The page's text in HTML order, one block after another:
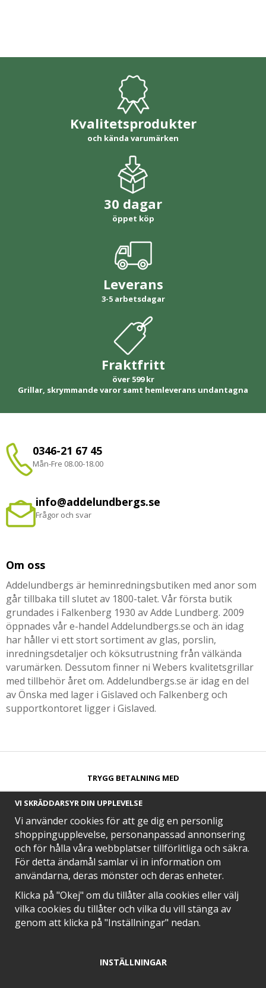
Kvalitetsprodukter
och kända varumärken
30 dagar
öppet köp
Leverans
3-5 arbetsdagar
Fraktfritt
över 599 kr
Grillar, skrymmande varor samt hemleverans undantagna
0346-21 67 45
Mån-Fre 08.00-18.00
info@addelundbergs.se
Frågor och svar
Om oss
Addelundbergs är heminredningsbutiken med anor som
går tillbaka till slutet av 1800-talet. Vår första butik
grundades i Falkenberg 1930 av Adde Lundberg. 2009
öppnades vår e-handel Addelundbergs.se och än idag
har håller vi ett stort sortiment av glas, porslin,
inredningsdetaljer och köksutrustning från välkända
varumärken. Dessutom finner ni Webers kvalitetsgrillar
med tillbehör året om. Addelundbergs.se är idag en del
av Önska med lager i Gislaved och Falkenberg och
supportkontoret ligger i Gislaved.
TRYGG BETALNING MED​
SNABB LEVERANS MED
EN DEL AV
VI SKRÄDDARSYR DIN UPPLEVELSE
Vi använder cookies för att ge dig en personlig
shoppingupplevelse, personanpassad annonsering
och för hålla våra webbplatser tillförlitliga och säkra.
För detta ändamål samlar vi in information om
användarna, deras mönster och deras enheter.
Klicka på "Okej" om du tillåter alla cookies eller välj
vilka cookies du tillåter och vilka du vill stänga av
genom att klicka på "Inställningar" nedan.
INSTÄLLNINGAR